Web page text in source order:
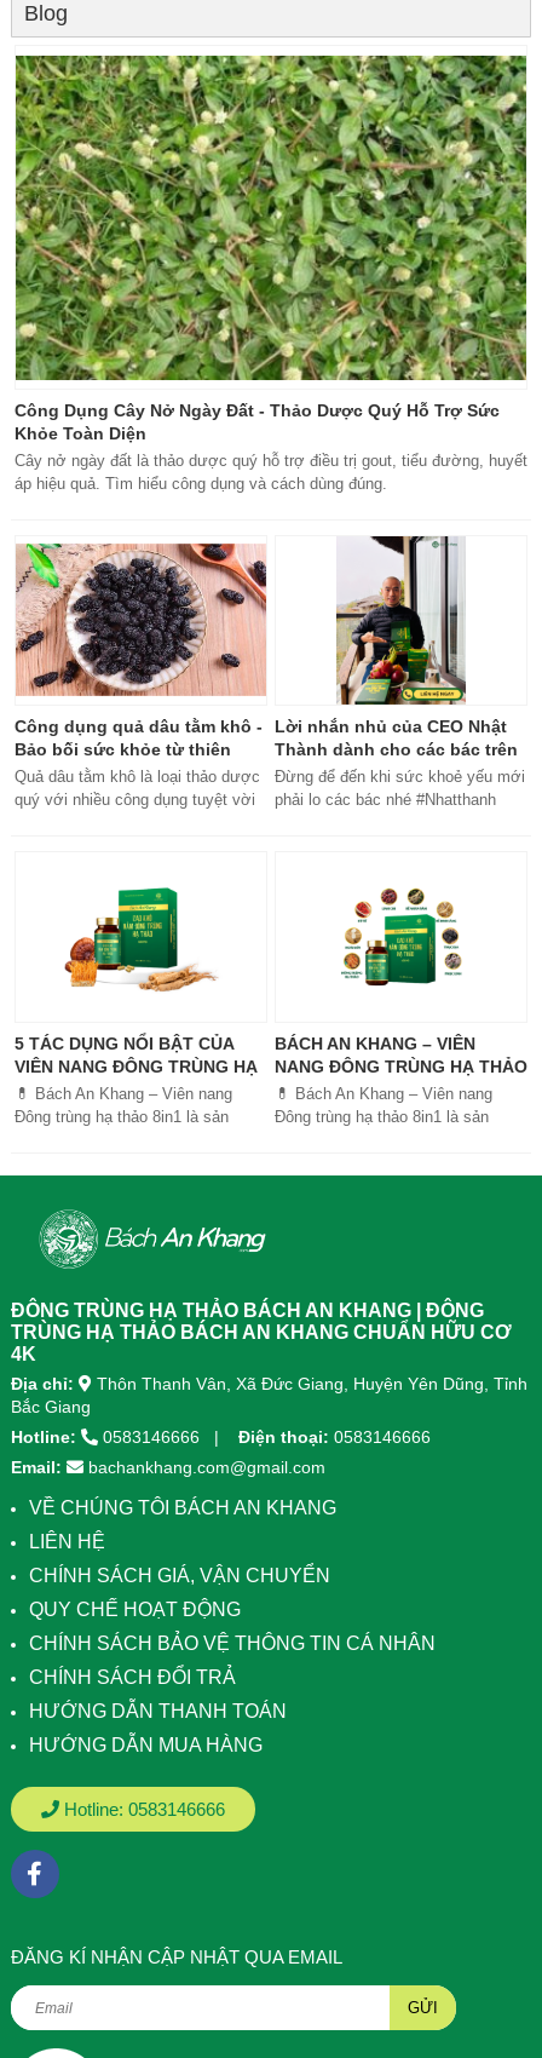
Blog
Công Dụng Cây Nở Ngày Đất - Thảo Dược Quý Hỗ Trợ Sức
Khỏe Toàn Diện
Cây nở ngày đất là thảo dược quý hỗ trợ điều trị gout, tiểu đường, huyết
áp hiệu quả. Tìm hiểu công dụng và cách dùng đúng.
Công dụng quả dâu tằm khô -
Bảo bối sức khỏe từ thiên
nhiên
Quả dâu tằm khô là loại thảo dược
quý với nhiều công dụng tuyệt vời
Lời nhắn nhủ của CEO Nhật
Thành dành cho các bác trên
50 tuổi
Đừng để đến khi sức khoẻ yếu mới
phải lo các bác nhé #Nhatthanh
#khoetubentrong #nhatthanhbak
5 TÁC DỤNG NỔI BẬT CỦA
VIÊN NANG ĐÔNG TRÙNG HẠ
THẢO BÁCH AN KHANG
💊 Bách An Khang – Viên nang
Đông trùng hạ thảo 8in1 là sản
tiêu hóa, ngủ ngon, giảm mệt mỏi.
Sản phẩm được sản xuất tại nhà
máy đạt chuẩn GMP, sử dụng công
giúp hấp thu nhanh và hiệu quả
hơn.
BÁCH AN KHANG – VIÊN
NANG ĐÔNG TRÙNG HẠ THẢO
8IN1: GIẢI PHÁP SỨC KHỎE
TOÀN DIỆN
💊 Bách An Khang – Viên nang
Đông trùng hạ thảo 8in1 là sản
ĐÔNG TRÙNG HẠ THẢO BÁCH AN KHANG | ĐÔNG
TRÙNG HẠ THẢO BÁCH AN KHANG CHUẨN HỮU CƠ
4K
Địa chỉ:
Thôn Thanh Vân, Xã Đức Giang, Huyện Yên Dũng, Tỉnh
Bắc Giang
Hotline:
0583146666 Điện thoại: 0583146666
Email:
bachankhang.com@gmail.com
VỀ CHÚNG TÔI BÁCH AN KHANG
LIÊN HỆ
CHÍNH SÁCH GIÁ, VẬN CHUYỂN
QUY CHẾ HOẠT ĐỘNG
CHÍNH SÁCH BẢO VỆ THÔNG TIN CÁ NHÂN
CHÍNH SÁCH ĐỔI TRẢ
HƯỚNG DẪN THANH TOÁN
HƯỚNG DẪN MUA HÀNG
Hotline: 0583146666
ÐĂNG KÍ NHẬN CẬP NHẬT QUA EMAIL
GỬI